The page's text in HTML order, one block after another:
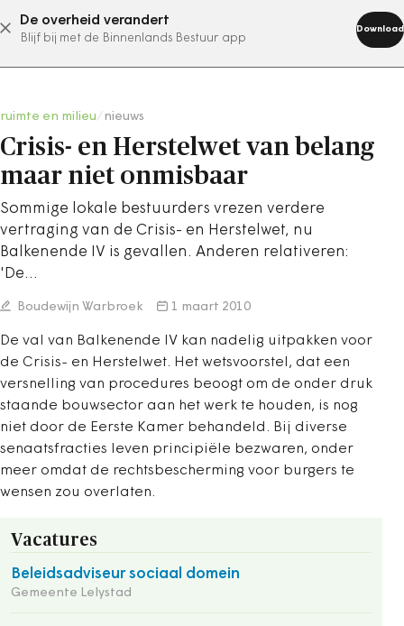
De overheid verandert
Blijf bij met de Binnenlands Bestuur app
Download
abonneer nu
ruimte en milieu nieuws
Crisis- en Herstelwet van belang
maar niet onmisbaar
Sommige lokale bestuurders vrezen verdere
vertraging van de Crisis- en Herstelwet, nu
Balkenende IV is gevallen. Anderen relativeren:
'De…
Boudewijn Warbroek 1 maart 2010
De val van Balkenende IV kan nadelig uitpakken voor
de Crisis- en Herstelwet. Het wetsvoorstel, dat een
versnelling van procedures beoogt om de onder druk
staande bouwsector aan het werk te houden, is nog
niet door de Eerste Kamer behandeld. Bij diverse
senaatsfracties leven principiële bezwaren, onder
meer omdat de rechtsbescherming voor burgers te
wensen zou overlaten.
Vacatures
Beleidsadviseur sociaal domein
Gemeente Lelystad